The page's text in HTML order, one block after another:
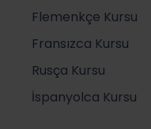
Flemenkçe Kursu
Fransızca Kursu
Rusça Kursu
İspanyolca Kursu